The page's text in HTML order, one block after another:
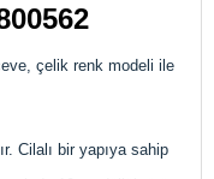
çelik renk modeli ile
Cilalı bir yapıya sahip